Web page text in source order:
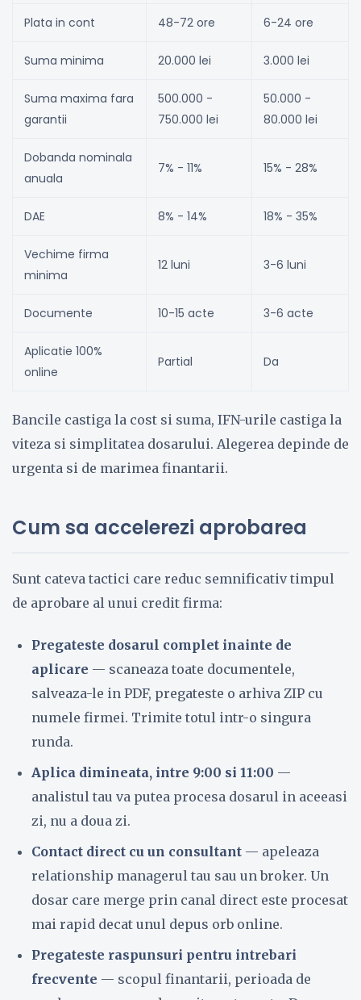
Plata in cont 48-72 ore 6-24 ore
Suma minima 20.000 lei 3.000 lei
Suma maxima fara
garantii
500.000 -
750.000 lei
50.000 -
80.000 lei
Dobanda nominala
anuala
7% - 11% 15% - 28%
DAE 8% - 14% 18% - 35%
Vechime firma
minima
12 luni 3-6 luni
Documente 10-15 acte 3-6 acte
Aplicatie 100%
online
Partial Da
Bancile castiga la cost si suma, IFN-urile castiga la
viteza si simplitatea dosarului. Alegerea depinde de
urgenta si de marimea finantarii.
Cum sa accelerezi aprobarea
Sunt cateva tactici care reduc semnificativ timpul
de aprobare al unui credit firma:
Pregateste dosarul complet inainte de
aplicare — scaneaza toate documentele,
salveaza-le in PDF, pregateste o arhiva ZIP cu
numele firmei. Trimite totul intr-o singura
runda.
Aplica dimineata, intre 9:00 si 11:00 —
analistul tau va putea procesa dosarul in aceeasi
zi, nu a doua zi.
Contact direct cu un consultant — apeleaza
relationship managerul tau sau un broker. Un
dosar care merge prin canal direct este procesat
mai rapid decat unul depus orb online.
Pregateste raspunsuri pentru intrebari
frecvente — scopul finantarii, perioada de